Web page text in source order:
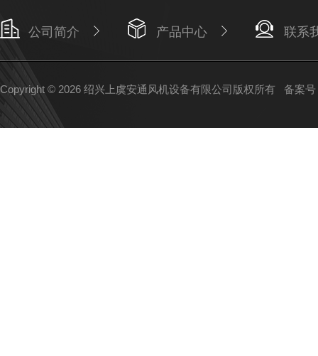
公司简介 产品中心 联系
Copyright © 2026 绍兴上虞安通风机设备有限公司版权所有 备案号